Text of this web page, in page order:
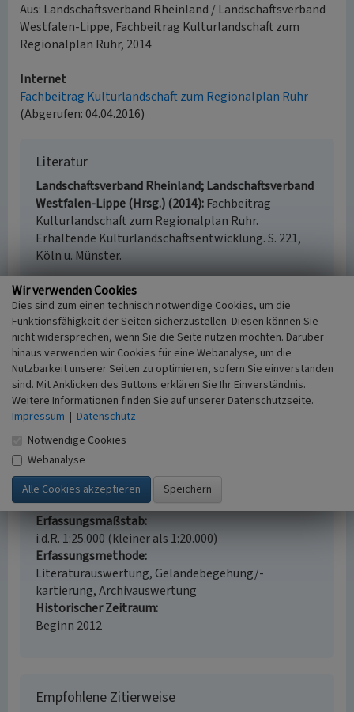
Aus: Landschaftsverband Rheinland / Landschaftsverband
Westfalen-Lippe, Fachbeitrag Kulturlandschaft zum
Regionalplan Ruhr, 2014
Internet
Fachbeitrag Kulturlandschaft zum Regionalplan Ruhr
(Abgerufen: 04.04.2016)
Literatur
Landschaftsverband Rheinland; Landschaftsverband
Westfalen-Lippe (Hrsg.) (2014) Fachbeitrag
Kulturlandschaft zum Regionalplan Ruhr.
Erhaltende Kulturlandschaftsentwicklung. S. 221,
Köln u. Münster.
Eggenlandschaft bei Niedersprockhövel
(Kulturlandschaftsbereich Regionalplan Ruhr
346)
Schlagwörter
Kulturlandschaftsbereich Aue Streusiedlung
Bergmannskotten
Abraumhalde Wald
Nutzfläche
Fachsicht(en)
Kulturlandschaftspflege, Archäologie,
Denkmalpflege, Landeskunde, Raumplanung
Erfassungsmaßstab
i.d.R. 1:25.000 (kleiner als 1:20.000)
Erfassungsmethode
Literaturauswertung, Geländebegehung/-
kartierung, Archivauswertung
Historischer Zeitraum
Beginn 2012
Empfohlene Zitierweise
Wir verwenden Cookies
Dies sind zum einen technisch notwendige Cookies, um die
Funktionsfähigkeit der Seiten sicherzustellen. Diesen können Sie
nicht widersprechen, wenn Sie die Seite nutzen möchten. Darüber
hinaus verwenden wir Cookies für eine Webanalyse, um die
Nutzbarkeit unserer Seiten zu optimieren, sofern Sie einverstanden
sind. Mit Anklicken des Buttons erklären Sie Ihr Einverständnis.
Weitere Informationen finden Sie auf unserer Datenschutzseite.
Impressum | Datenschutz
Notwendige Cookies
Webanalyse